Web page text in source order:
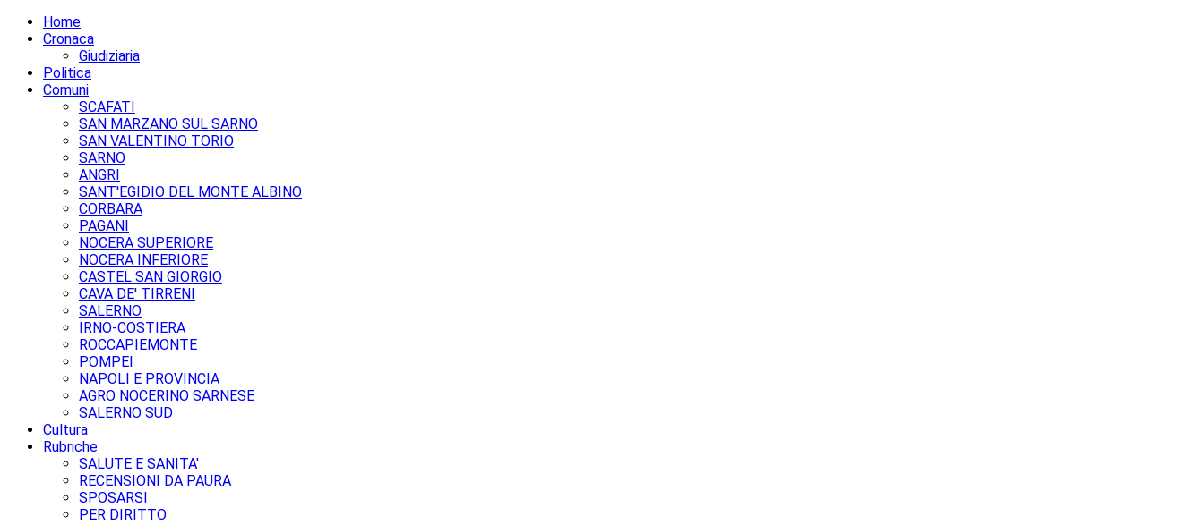
Home
Cronaca
Giudiziaria
Politica
Comuni
SCAFATI
SAN MARZANO SUL SARNO
SAN VALENTINO TORIO
SARNO
ANGRI
SANT'EGIDIO DEL MONTE ALBINO
CORBARA
PAGANI
NOCERA SUPERIORE
NOCERA INFERIORE
CASTEL SAN GIORGIO
CAVA DE' TIRRENI
SALERNO
IRNO-COSTIERA
ROCCAPIEMONTE
POMPEI
NAPOLI E PROVINCIA
AGRO NOCERINO SARNESE
SALERNO SUD
Cultura
Rubriche
SALUTE E SANITA'
RECENSIONI DA PAURA
SPOSARSI
PER DIRITTO